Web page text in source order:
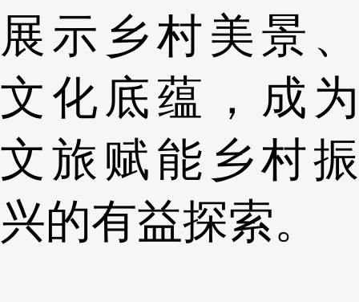
展示乡村美景、
文化底蕴，成为
文旅赋能乡村振
兴的有益探索。